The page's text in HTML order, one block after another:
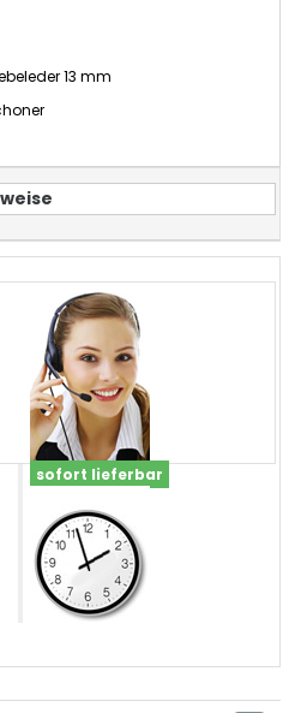
13 mm
sofort lieferbar